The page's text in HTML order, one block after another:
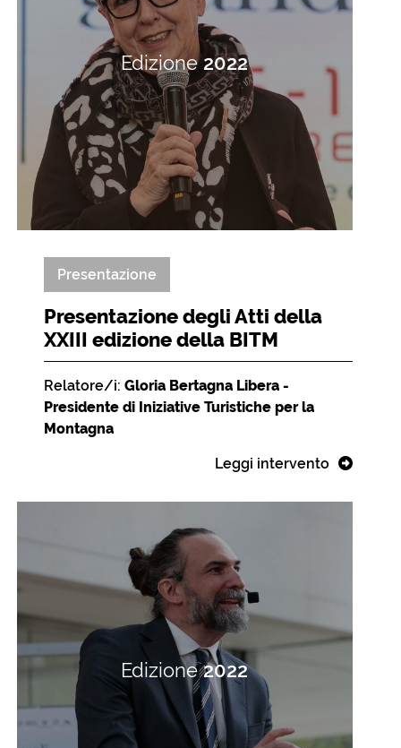
Edizione2022
Presentazione
Presentazione degli Atti della
XXIII edizione della BITM
Relatore/i: Gloria Bertagna Libera -
Presidente di Iniziative Turistiche per la
Montagna
Leggi intervento
Edizione2022